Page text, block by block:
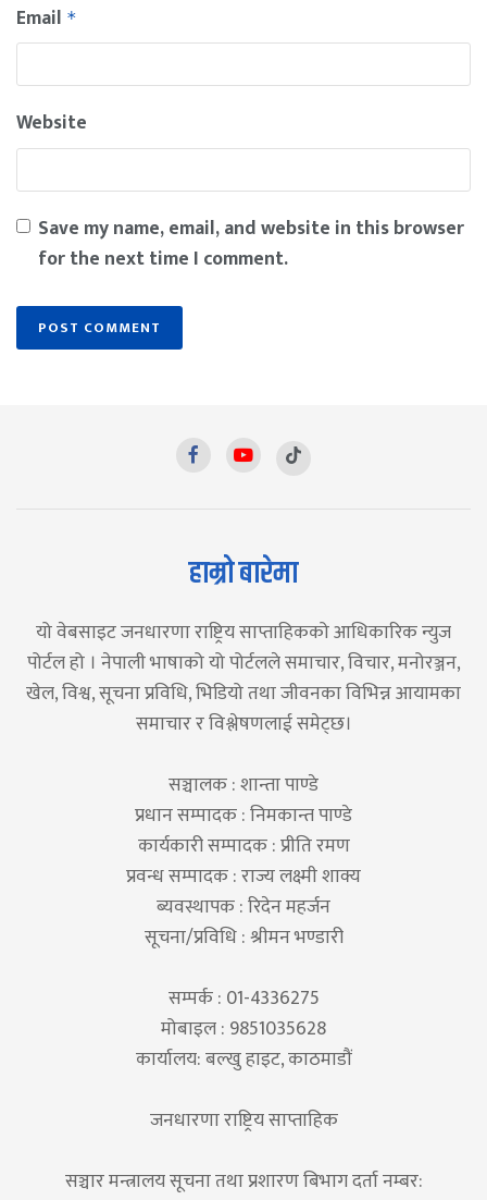
Email *
Website
Save my name, email, and website in this browser
for the next time I comment.
हाम्रो बारेमा
यो वेबसाइट जनधारणा राष्ट्रिय साप्ताहिकको आधिकारिक न्युज
पोर्टल हो । नेपाली भाषाको यो पोर्टलले समाचार, विचार, मनोरञ्जन,
खेल, विश्व, सूचना प्रविधि, भिडियो तथा जीवनका विभिन्न आयामका
समाचार र विश्लेषणलाई समेट्छ।
सञ्चालक : शान्ता पाण्डे
प्रधान सम्पादक : निमकान्त पाण्डे
कार्यकारी सम्पादक : प्रीति रमण
प्रवन्ध सम्पादक : राज्य लक्ष्मी शाक्य
ब्यवस्थापक : रिदेन महर्जन
सूचना/प्रविधि : श्रीमन भण्डारी
सम्पर्क : 01-4336275
मोबाइल : 9851035628
कार्यालय: बल्खु हाइट, काठमाडौं
जनधारणा राष्ट्रिय साप्ताहिक
सञ्चार मन्त्रालय सूचना तथा प्रशारण बिभाग दर्ता नम्बर: